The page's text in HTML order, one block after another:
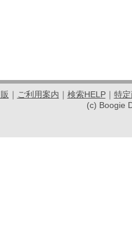
｜ ご利用案内 ｜ 検索HELP｜ 特
(c) Boogie